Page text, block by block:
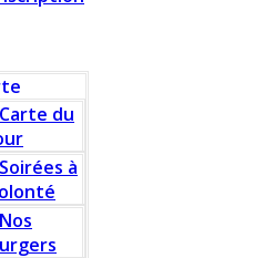
Carte du
Soirées à
Nos